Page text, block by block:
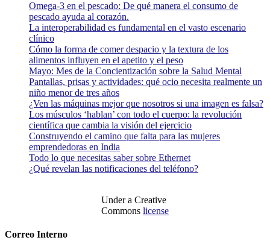
Omega-3 en el pescado: De qué manera el consumo de
pescado ayuda al corazón.
La interoperabilidad es fundamental en el vasto escenario
clínico
Cómo la forma de comer despacio y la textura de los
alimentos influyen en el apetito y el peso
Mayo: Mes de la Concientización sobre la Salud Mental
Pantallas, prisas y actividades: qué ocio necesita realmente un
niño menor de tres años
¿Ven las máquinas mejor que nosotros si una imagen es falsa?
Los músculos ‘hablan’ con todo el cuerpo: la revolución
científica que cambia la visión del ejercicio
Construyendo el camino que falta para las mujeres
emprendedoras en India
Todo lo que necesitas saber sobre Ethernet
¿Qué revelan las notificaciones del teléfono?
Under a Creative
Commons license
Correo Interno